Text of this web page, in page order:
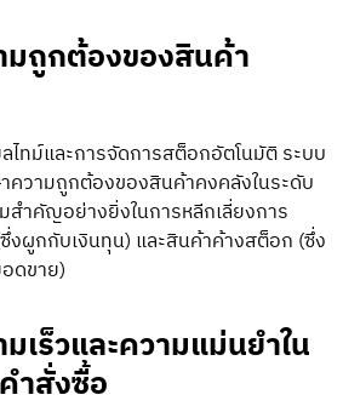
ถูกต้องของสินค้า
ไทม์และการจัดการสต็อกอัตโนมัติ ระบบ
ความถูกต้องของสินค้าคงคลังในระดับ
ำคัญอย่างยิ่งในการหลีกเลี่ยงการ
งผูกกับเงินทุน) และสินค้าค้างสต็อก (ซึ่ง
ดขาย)
เร็วและความแม่นยำใน
ำสั่งซื้อ